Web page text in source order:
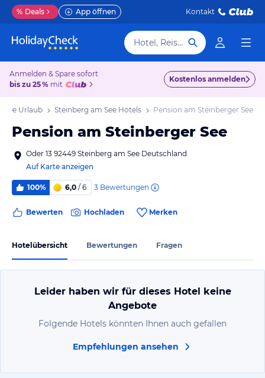
% Deals App öffnen Kontakt
Hotel, Reiseziel
Anmelden & Spare sofort
bis zu 25 % mit
Kostenlos anmelden
See Urlaub Steinberg am See Hotels Pension am Steinberger See
Pension am Steinberger See
Oder 13 92449 Steinberg am See Deutschland
Auf Karte anzeigen
100% 6,0 / 6 3 Bewertungen
Bewerten Hochladen Merken
Hotelübersicht Bewertungen Fragen
Leider haben wir für dieses Hotel keine
Angebote
Folgende Hotels könnten Ihnen auch gefallen
Empfehlungen ansehen